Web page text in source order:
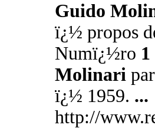
Guido
ï¿½ propos
Numï¿½ro 1
Molinari
ï¿½ 1959. ...
http://